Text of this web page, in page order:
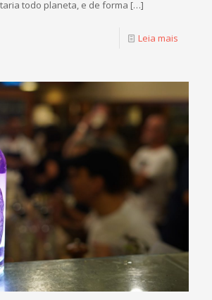
todo planeta, e de forma […]
Leia mais